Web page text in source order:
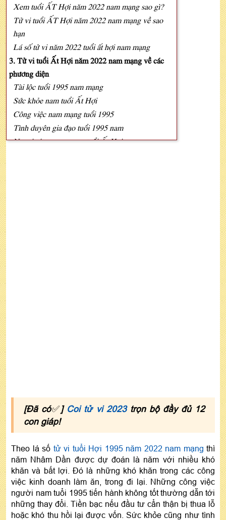
Xem tuổi ẤT Hợi năm 2022 nam mạng sao gì?
Tử vi tuổi ẤT Hợi năm 2022 nam mạng về sao
hạn
Lá số tử vi năm 2022 tuổi ất hợi nam mạng
3. Tử vi tuổi Ất Hợi năm 2022 nam mạng về các
phương diện
Tài lộc tuổi 1995 nam mạng
Sức khỏe nam tuổi Ất Hợi
Công việc nam mạng tuổi 1995
Tình duyên gia đạo tuổi 1995 nam
Ngoại giao nam mạng tuổi Ất Hợi
[Đã có✅] Coi tử vi 2023trọn bộ đầy đủ 12
con giáp!
Theo lá số tử vi tuổi Hợi 1995 năm 2022 nam mạng thì
năm Nhâm Dần được dự đoán là năm với nhiều khó
khăn và bất lợi. Đó là những khó khăn trong các công
việc kinh doanh làm ăn, trong đi lại. Những công việc
người nam tuổi 1995 tiến hành không tốt thường dẫn tới
những thay đổi. Tiền bạc nếu đầu tư cẩn thận bị thua lỗ
hoặc khó thu hồi lại được vốn. Sức khỏe cũng như tình